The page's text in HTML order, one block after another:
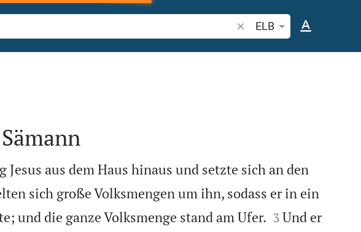
Bibelstelle oder Begriff suchen
ELB
Jesus aus dem Haus hinaus und setzte sich an den
sich große Volksmengen um ihn, sodass er in ein
und die ganze Volksmenge stand am Ufer.
3 Und er